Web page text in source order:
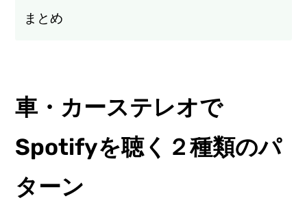
まとめ
車・カーステレオで
Spotifyを聴く２種類のパ
ターン